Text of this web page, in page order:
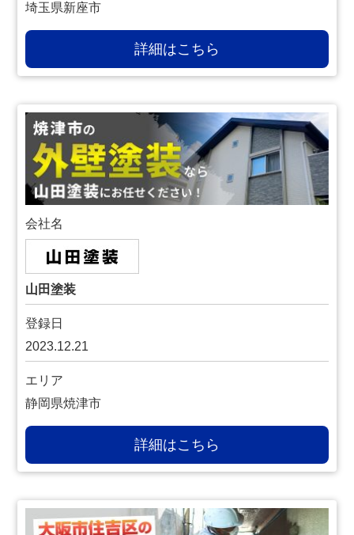
埼玉県新座市
詳細はこちら
会社名
山田塗装
登録日
2023.12.21
エリア
静岡県焼津市
詳細はこちら